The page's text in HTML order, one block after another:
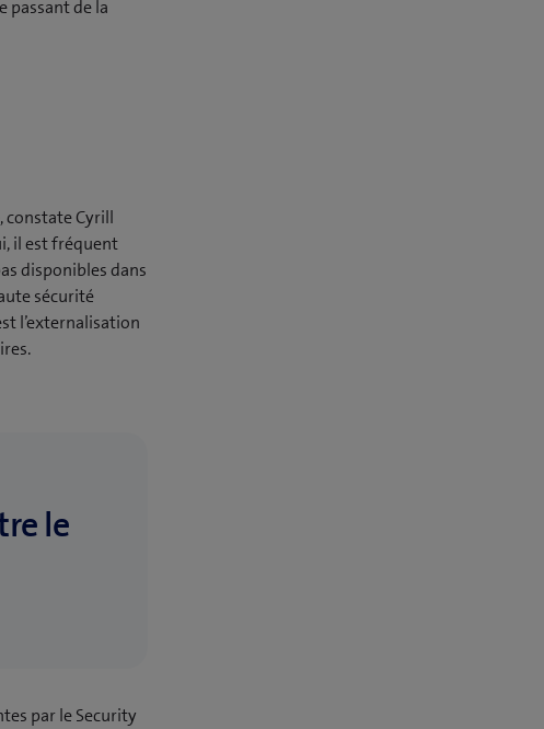
passant de la
constate Cyrill
il est fréquent
disponibles dans
sécurité
l’externalisation
le
par le Security